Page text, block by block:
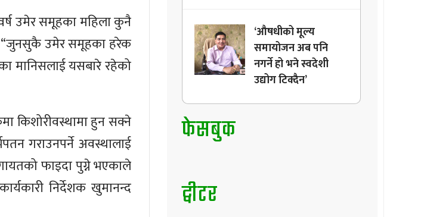
उमेर समूहका महिला कुनै
“जुनसुकै उमेर समूहका हरेक
मानिसलाई यसबारे रहेको
किशोरीवस्थामा हुन सक्ने
गराउनपर्ने अवस्थालाई
फाइदा पुग्ने भएकाले
निर्देशक खुमानन्द
‘औषधीको मूल्य
समायोजन अब पनि
नगर्ने हो भने स्वदेशी
उद्योग टिक्दैन’
फेसबुक
ट्वीटर